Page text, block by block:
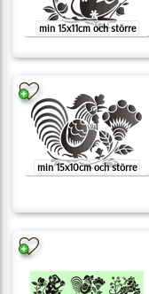
min 15x11cm och större
min 15x10cm och större